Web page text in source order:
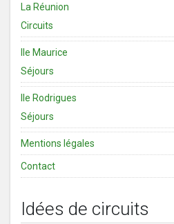
La Réunion
Circuits
Ile Maurice
Séjours
Ile Rodrigues
Séjours
Mentions légales
Contact
Idées de circuits